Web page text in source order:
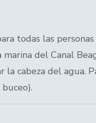
todas las
del Canal
la cabeza del agua.